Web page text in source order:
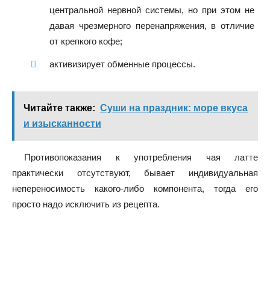
центральной нервной системы, но при этом не
давая чрезмерного перенапряжения, в отличие
от крепкого кофе;
активизирует обменные процессы.
Читайте также: Суши на праздник: море вкуса
и изысканности
Противопоказания к употребления чая латте
практически отсутствуют, бывает индивидуальная
непереносимость какого-либо компонента, тогда его
просто надо исключить из рецепта.